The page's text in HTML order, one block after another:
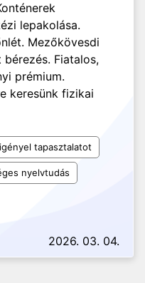
lepakolása.
Mezőkövesdi
Fiatalos,
prémium.
keresünk fizikai
tapasztalatot
nyelvtudás
2026. 03. 04.